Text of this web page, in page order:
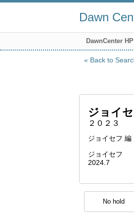
Dawn
DawnCenter HP
Back to
ジョイ
２０２３
ジョイセフ 編
ジョイセフ
2024.7
No hold